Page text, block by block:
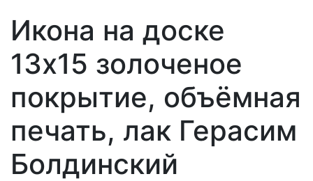
Икона на доске
13х15 золоченое
покрытие, объёмная
печать, лак Герасим
Болдинский